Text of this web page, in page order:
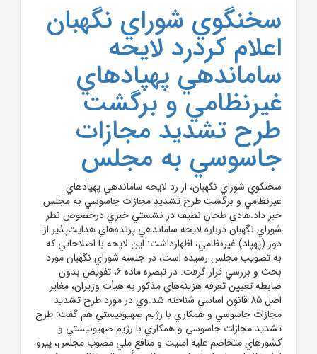
سخنگوي شوراي نگهبان
اعلام کردرد لايحه
ساماندهي پهپادهاي
غيرنظامي و برگشت
طرح تشديد مجازات
جاسوسي به مجلس
سخنگوي شوراي نگهبان، از رد لايحه ساماندهي پهپادهاي
غيرنظامي و برگشت طرح تشديد مجازات جاسوسي به مجلس
خبر داد.هادي طحان نظيف در نشستي خبري درخصوص نظر
شوراي نگهبان درباره لايحه ساماندهي پرنده‌هاي هدايت‌پذير از
دور (پهپاد) غيرنظامي، اظهارداشت: اين لايحه با اصلاحاتي که
به تصويب مجلس رسيده است، در جلسه شوراي نگهبان مورد
بحث و بررسي قرار گرفت. در تبصره ماده 6، تفويض بدون
ضابطه تعيين تعرفه هزينه‌هاي مذکور به هيأت وزيران، مغاير
اصل 85 قانون اساسي شناخته شد.وي در مورد طرح تشديد
مجازات جاسوسي و همکاري با رژيم صهيونيستي هم گفت: طرح
تشديد مجازات جاسوسي و همکاري با رژيم صهيونيستي و
کشورهاي متخاصم عليه امنيت و منافع ملي مصوب مجلس، پيرو